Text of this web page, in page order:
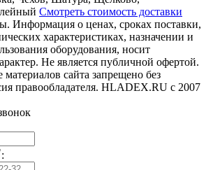
Смотреть стоимость доставки
Информация о ценах, сроках поставки,
характеристиках, назначении и
оборудования, носит
Не является публичной офертой.
сайта запрещено без
правообладателя. HLADEX.RU c 2007
: